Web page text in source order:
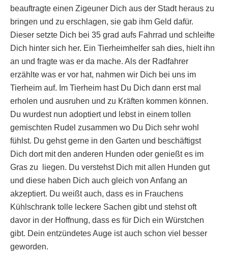
beauftragte einen Zigeuner Dich aus der Stadt heraus zu
bringen und zu erschlagen, sie gab ihm Geld dafür.
Dieser setzte Dich bei 35 grad aufs Fahrrad und schleifte
Dich hinter sich her. Ein Tierheimhelfer sah dies, hielt ihn
an und fragte was er da mache. Als der Radfahrer
erzählte was er vor hat, nahmen wir Dich bei uns im
Tierheim auf. Im Tierheim hast Du Dich dann erst mal
erholen und ausruhen und zu Kräften kommen können.
Du wurdest nun adoptiert und lebst in einem tollen
gemischten Rudel zusammen wo Du Dich sehr wohl
fühlst. Du gehst gerne in den Garten und beschäftigst
Dich dort mit den anderen Hunden oder genießt es im
Gras zu liegen. Du verstehst Dich mit allen Hunden gut
und diese haben Dich auch gleich von Anfang an
akzeptiert. Du weißt auch, dass es in Frauchens
Kühlschrank tolle leckere Sachen gibt und stehst oft
davor in der Hoffnung, dass es für Dich ein Würstchen
gibt. Dein entzündetes Auge ist auch schon viel besser
geworden.